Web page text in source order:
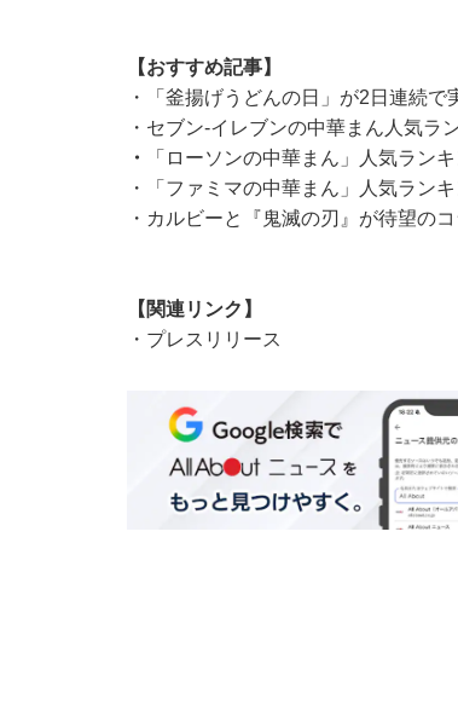
【おすすめ記事】
・
「釜揚げうどんの日」が2日連続
・ セブン-イレブンの中華まん人気ラ
・
「ローソンの中華まん」人気ラン
・
「ファミマの中華まん」人気ラン
・ カルビーと『鬼滅の刃』が待望の
【関連リンク】
・ プレスリリース